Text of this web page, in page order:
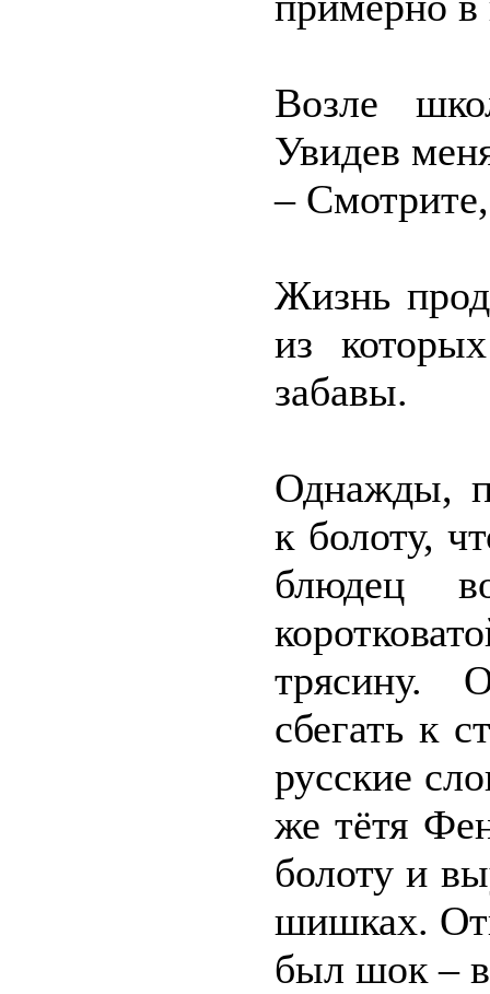
Возле
Увидев
–
Жизнь
из
забавы.
Однажды,
к болоту,
блюдец
трясину.
сбегать к
русские
же тётя
болоту и
шишках.
был шок –